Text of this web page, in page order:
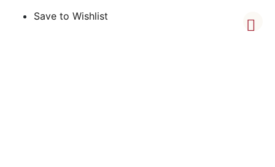
Save to Wishlist